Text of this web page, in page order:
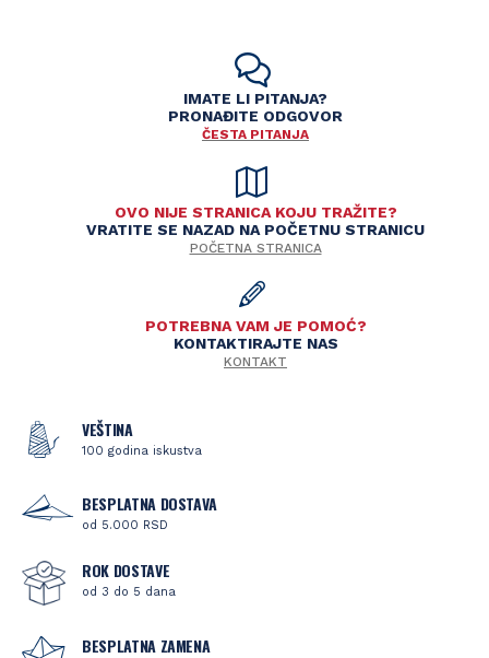
IMATE LI PITANJA?
PRONAĐITE ODGOVOR
ČESTA PITANJA
OVO NIJE STRANICA KOJU TRAŽITE?
VRATITE SE NAZAD NA POČETNU STRANICU
POČETNA STRANICA
POTREBNA VAM JE POMOĆ?
KONTAKTIRAJTE NAS
KONTAKT
VEŠTINA
100 godina iskustva
BESPLATNA DOSTAVA
od 5.000 RSD
ROK DOSTAVE
od 3 do 5 dana
BESPLATNA ZAMENA